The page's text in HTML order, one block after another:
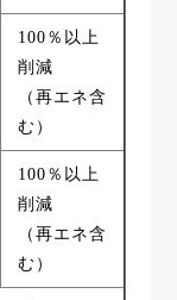
100％以上
削減
（再エネ含
む）
100％以上
削減
（再エネ含
む）